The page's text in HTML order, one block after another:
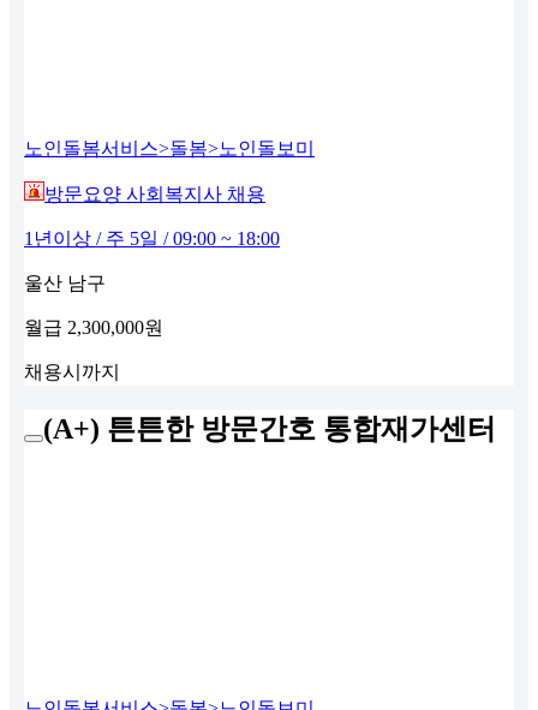
노인돌봄서비스>돌봄>노인돌보미
방문요양 사회복지사 채용
1년이상 / 주 5일 / 09:00 ~ 18:00
울산 남구
월급 2,300,000원
채용시까지
(A+) 튼튼한 방문간호 통합재가센터